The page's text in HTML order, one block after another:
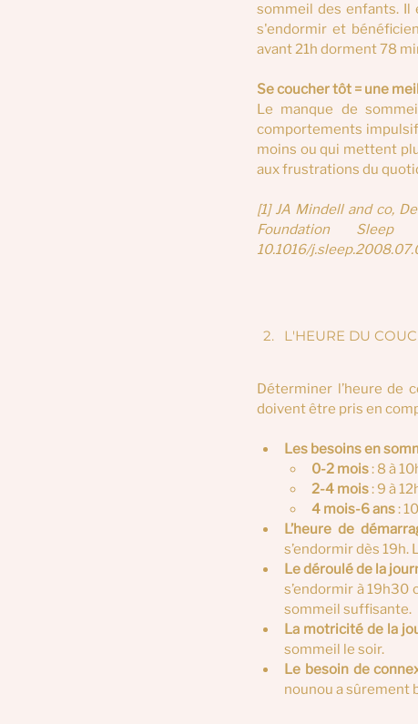
sommeil des enfants.
s'endormir et
avant 21h dorment 78
Se coucher tôt = une
Le manque de
comportements
moins ou qui mettent
aux frustrations du
[1] JA Mindell and co,
Foundation
10.1016/
L'HEURE DU
Déterminer l’heure de
doivent être pris en
Les besoins en
0-2 mois : 8 à
2-4 mois : 9 à
4 mois-6 ans :
L’heure de
s’endormir dès 19h.
Le déroulé de la
s’endormir à 19h30
sommeil suffisante.
La motricité de la
sommeil le soir.
Le besoin de
nounou a sûrement